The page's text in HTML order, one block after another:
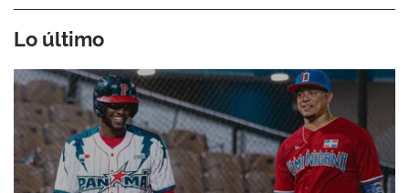
Gracias por suscribirte a nuestro boletín.
ACEPTAR
Lo último